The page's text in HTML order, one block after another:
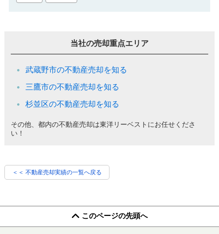
当社の売却重点エリア
武蔵野市の不動産売却を知る
三鷹市の不動産売却を知る
杉並区の不動産売却を知る
その他、都内の不動産売却は東洋リーベストにお任せくださ
い！
＜＜ 不動産売却実績の一覧へ戻る
このページの先頭へ